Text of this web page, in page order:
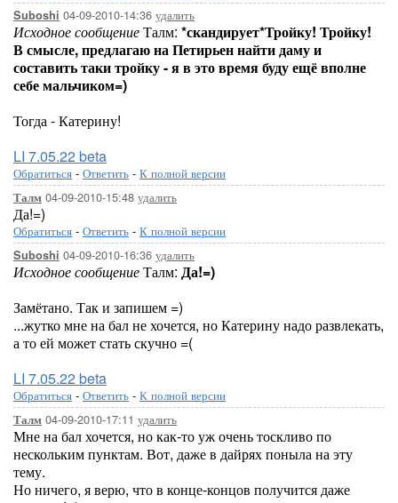
Suboshi 04-09-2010-14:36 удалить
Исходное сообщениеТалм: *скандирует*Тройку! Тройку!
В смысле, предлагаю на Петирьен найти даму и
составить таки тройку - я в это время буду ещё вполне
себе мальчиком=)
Тогда - Катерину!
LI 7.05.22 beta
Обратиться - Ответить - К полной версии
Талм 04-09-2010-15:48 удалить
Да!=)
Обратиться - Ответить - К полной версии
Suboshi 04-09-2010-16:36 удалить
Исходное сообщениеТалм: Да!=)
Замётано. Так и запишем =)
...жутко мне на бал не хочется, но Катерину надо развлекать,
а то ей может стать скучно =(
LI 7.05.22 beta
Обратиться - Ответить - К полной версии
Талм 04-09-2010-17:11 удалить
Мне на бал хочется, но как-то уж очень тоскливо по
нескольким пунктам. Вот, даже в дайрях поныла на эту
тему.
Но ничего, я верю, что в конце-концов получится даже